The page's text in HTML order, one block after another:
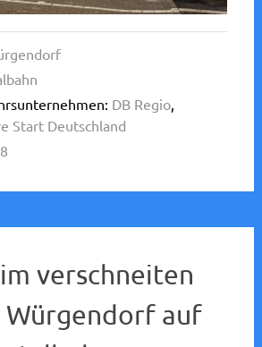
DB Regio,
Start Deutschland
verschneiten
Würgendorf auf